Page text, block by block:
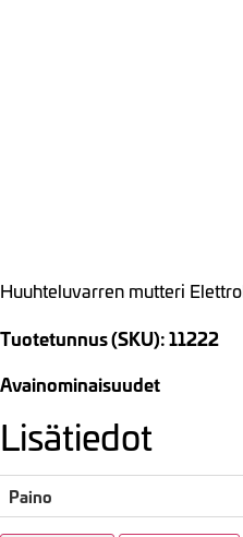
Huuhteluvarren mutteri
Tuotetunnus (SKU): 11222
Avainominaisuudet
Lisätiedot
Paino